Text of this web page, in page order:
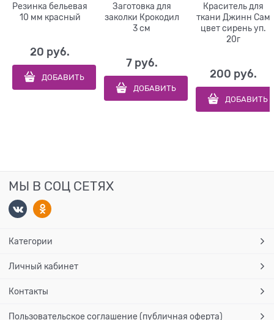
Резинка бельевая
10 мм красный
20 руб.
ДОБАВИТЬ
Заготовка для
заколки Крокодил
3 см
7 руб.
ДОБАВИТЬ
Краситель для
ткани Джинн Сам
цвет сирень уп.
20г
200 руб.
ДОБАВИТЬ
МЫ В СОЦ СЕТЯХ
Категории
Личный кабинет
Контакты
Пользовательское соглашение (публичная оферта)